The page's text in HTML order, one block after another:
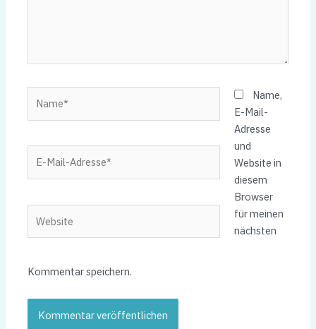
Mail-
Name,
E-Mail-
Adresse
und
Website in
diesem
Browser
für meinen
nächsten
Kommentar speichern.